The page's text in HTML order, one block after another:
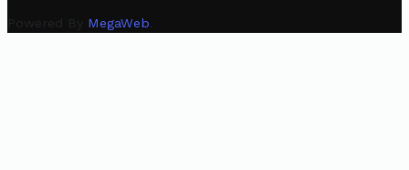
Powered By MegaWeb